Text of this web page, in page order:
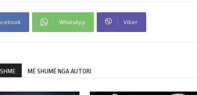
WhatsApp Viber
MË SHUMË NGA AUTORI